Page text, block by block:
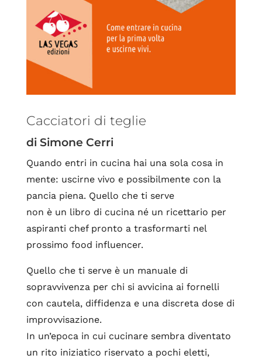
Cacciatori di teglie
di Simone Cerri
Quando entri in cucina hai una sola cosa in
mente: uscirne vivo e possibilmente con la
pancia piena. Quello che ti serve
non è un libro di cucina né un ricettario per
aspiranti chef pronto a trasformarti nel
prossimo food influencer.
Quello che ti serve è un manuale di
sopravvivenza per chi si avvicina ai fornelli
con cautela, diffidenza e una discreta dose di
improvvisazione.
In un’epoca in cui cucinare sembra diventato
un rito iniziatico riservato a pochi eletti,